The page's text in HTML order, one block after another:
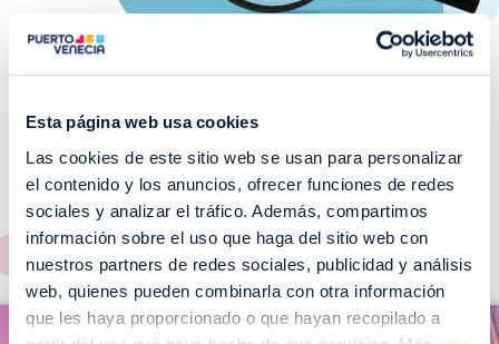
Esta página web usa cookies
Las cookies de este sitio web se usan para personalizar
el contenido y los anuncios, ofrecer funciones de redes
sociales y analizar el tráfico. Además, compartimos
información sobre el uso que haga del sitio web con
nuestros partners de redes sociales, publicidad y análisis
web, quienes pueden combinarla con otra información
que les haya proporcionado o que hayan recopilado a
¡No te pierdas nuestros
EVENTOS!
Ver todos >
m